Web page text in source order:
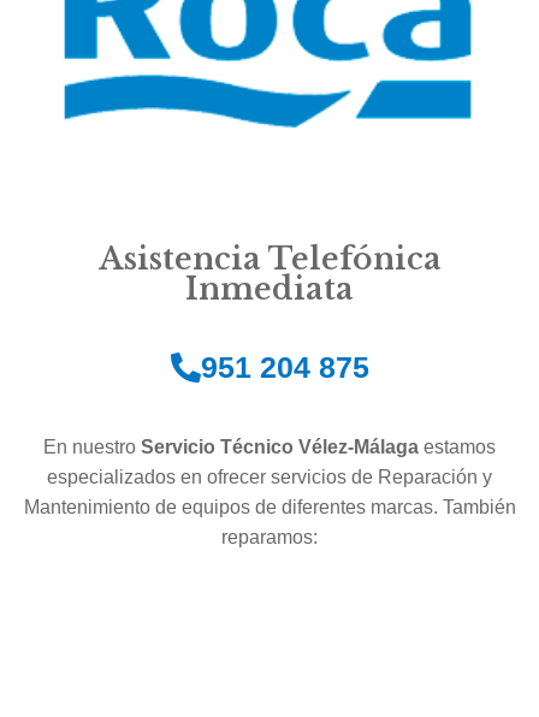
Asistencia Telefónica
Inmediata
951 204 875
En nuestro Servicio Técnico Vélez-Málaga estamos
especializados en ofrecer servicios de Reparación y
Mantenimiento de equipos de diferentes marcas. También
reparamos: